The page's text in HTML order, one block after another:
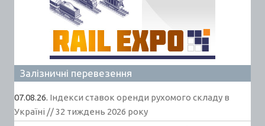
Залізничні перевезення
07.08.26. Індекси ставок оренди рухомого складу в
Україні // 32 тиждень 2026 року